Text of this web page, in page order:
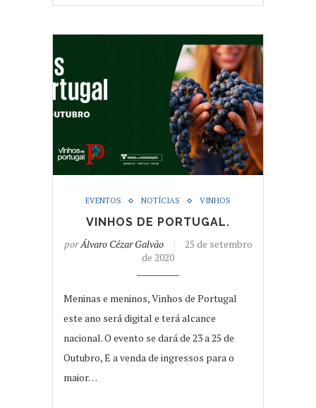
EVENTOS NOTÍCIAS VINHOS
VINHOS DE PORTUGAL.
porÁlvaro Cézar Galvão
25 de setembro
de 2020
Meninas e meninos, Vinhos de Portugal
este ano será digital e terá alcance
nacional. O evento se dará de 23 a 25 de
Outubro, E a venda de ingressos para o
maior…